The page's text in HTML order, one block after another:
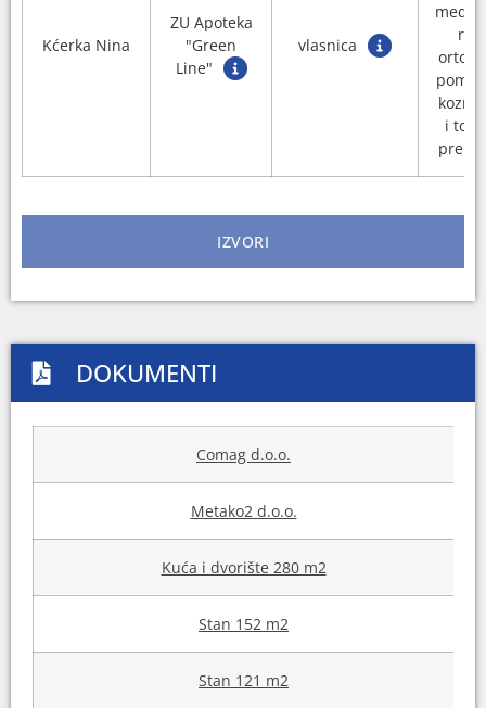
Kćerka Nina
ZU Apoteka
"Green
Line"
vlasnica
i
IZVORI
DOKUMENTI
Comag d.o.o.
Metako2 d.o.o.
Kuća i dvorište 280 m2
Stan 152 m2
Stan 121 m2